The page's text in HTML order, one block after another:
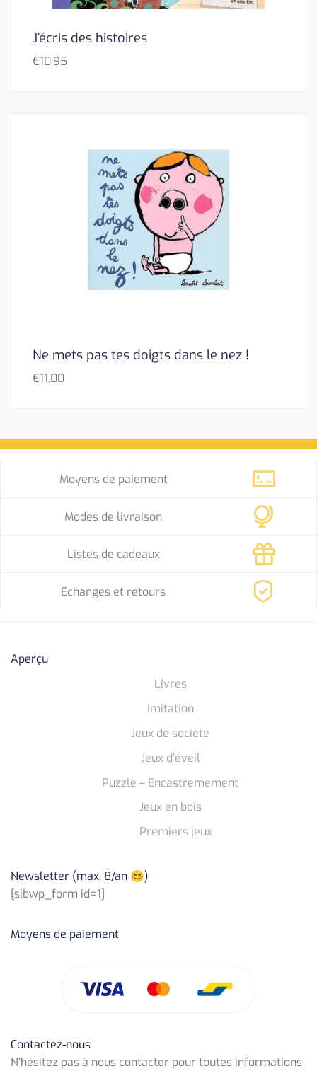
J’écris des histoires
€10,95
Ne mets pas tes doigts dans le nez !
€11,00
Moyens de paiement
Modes de livraison
Listes de cadeaux
Echanges et retours
Aperçu
Livres
Imitation
Jeux de société
Jeux d’éveil
Puzzle – Encastremement
Jeux en bois
Premiers jeux
Newsletter (max. 8/an 😊)
[sibwp_form id=1]
Moyens de paiement
Contactez-nous
N’hésitez pas à nous contacter pour toutes informations